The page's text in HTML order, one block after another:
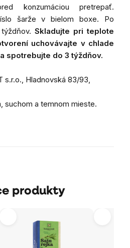
konzumáciou pretrepať.
šarže v bielom boxe. Po
Skladujte pri teplote
uchovávajte v chlade
spotrebujte do 3 týždňov.
s.r.o., Hladnovská 83/93,
suchom a temnom mieste.
produkty